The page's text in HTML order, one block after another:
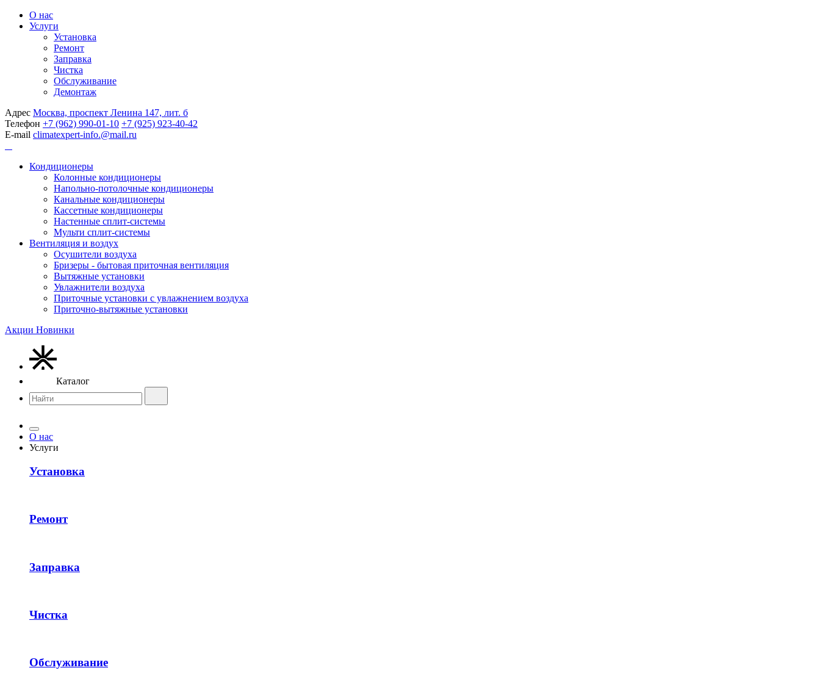
О нас
Услуги
Установка
Ремонт
Заправка
Чистка
Обслуживание
Демонтаж
Адрес Москва, проспект Ленина 147, лит. б
Телефон +7 (962) 990-01-10 +7 (925) 923-40-42
E-mail climatexpert-info.@mail.ru
Кондиционеры
Колонные кондиционеры
Напольно-потолочные кондиционеры
Канальные кондиционеры
Кассетные кондиционеры
Настенные сплит-системы
Мульти сплит-системы
Вентиляция и воздух
Осушители воздуха
Бризеры - бытовая приточная вентиляция
Вытяжные установки
Увлажнители воздуха
Приточные установки с увлажнением воздуха
Приточно-вытяжные установки
Акции Новинки
Каталог
О нас
Услуги
Установка
Ремонт
Заправка
Чистка
Обслуживание